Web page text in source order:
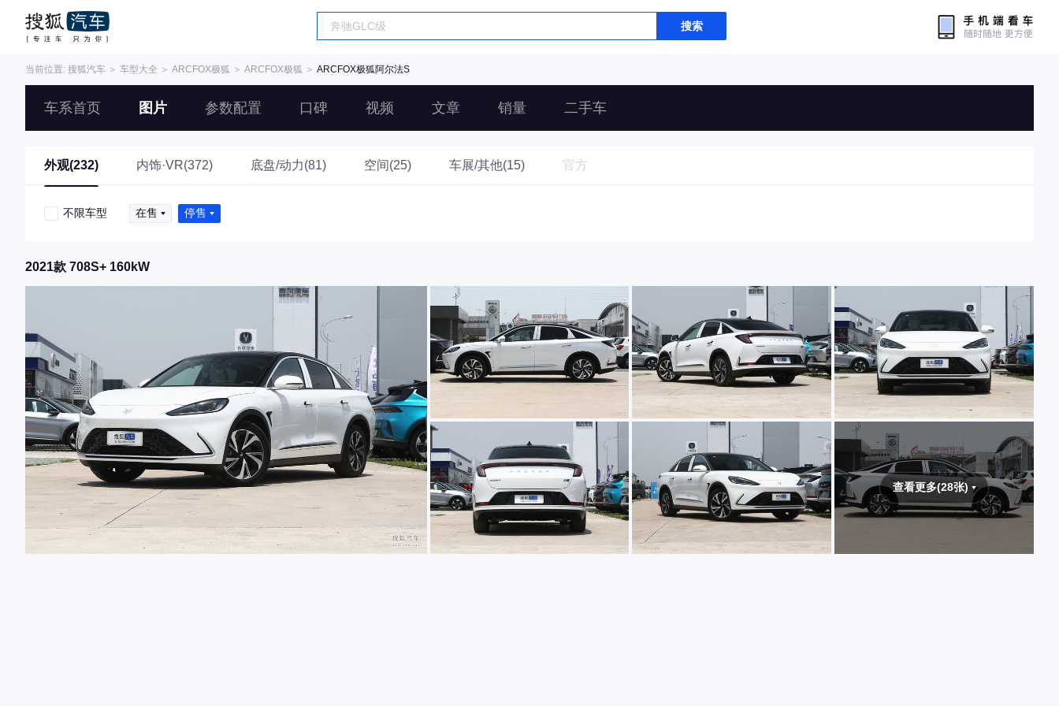
搜索
当前位置: 搜狐汽车 ＞ 车型大全 ＞ ARCFOX极狐 ＞ ARCFOX极狐 ＞ ARCFOX极狐阿尔法S
车系首页 图片 参数配置 口碑 视频 文章 销量 二手车
外观(232) 内饰·VR(372) 底盘/动力(81) 空间(25) 车展/其他(15) 官方
不限车型 在售 停售
2021款 708S+ 160kW
查看更多(28张)